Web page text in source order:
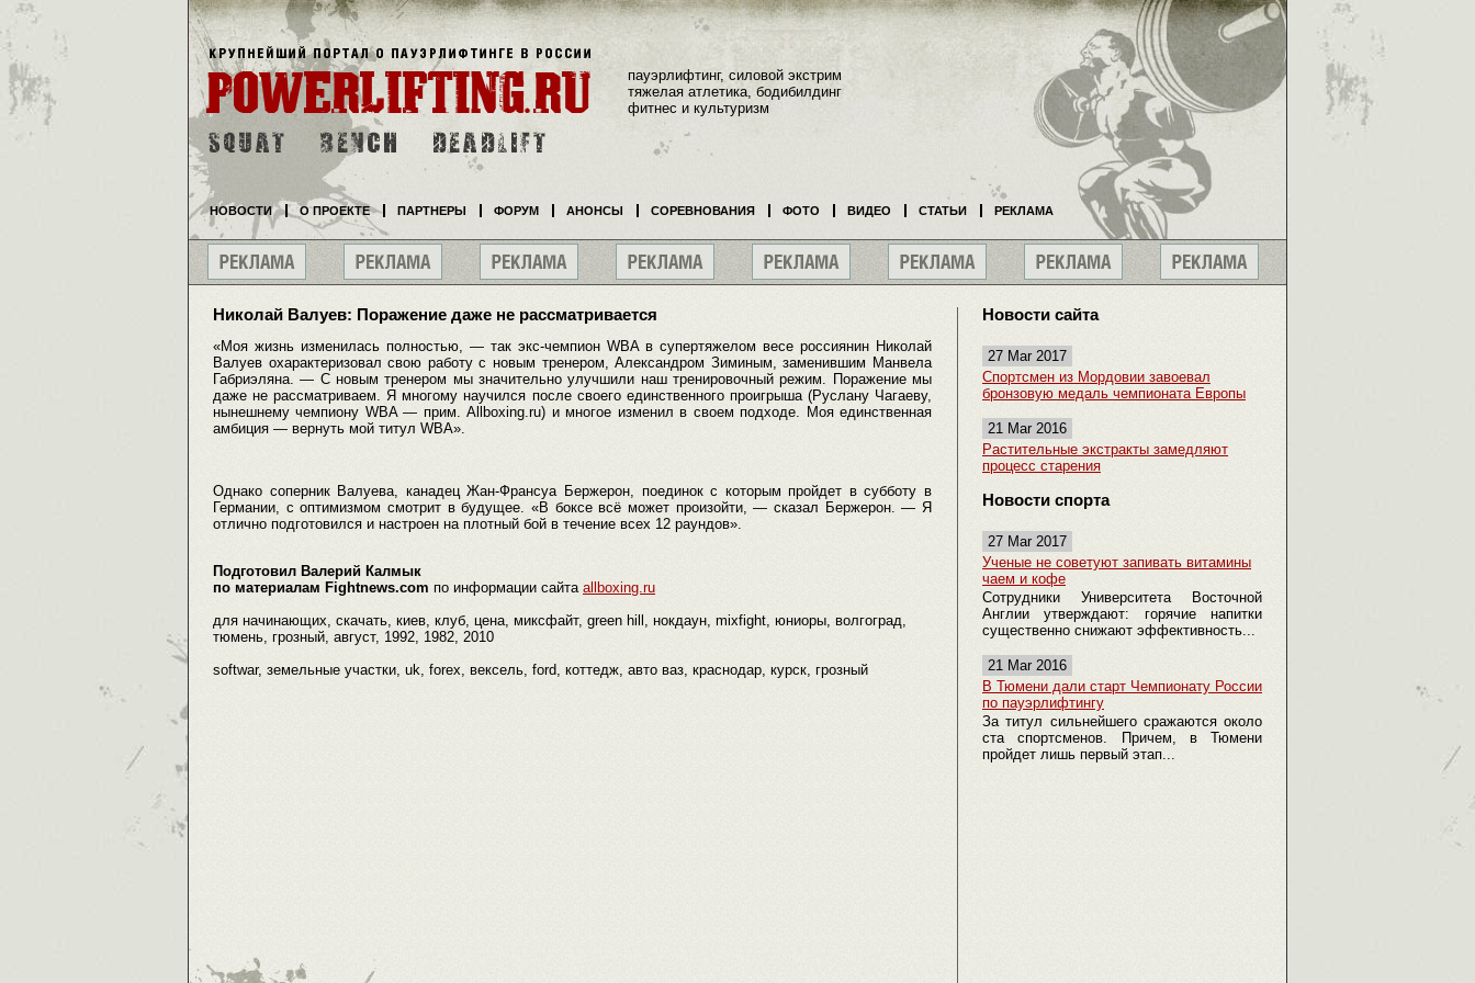
Николай Валуев: Поражение даже не рассматривается
«Моя жизнь изменилась полностью, — так экс-чемпион WBA в супертяжелом весе россиянин Николай
Валуев охарактеризовал свою работу с новым тренером, Александром Зиминым, заменившим Манвела
Габриэляна. — С новым тренером мы значительно улучшили наш тренировочный режим. Поражение мы
даже не рассматриваем. Я многому научился после своего единственного проигрыша (Руслану Чагаеву,
нынешнему чемпиону WBA — прим. Allboxing.ru) и многое изменил в своем подходе. Моя единственная
амбиция — вернуть мой титул WBA».
Однако соперник Валуева, канадец Жан-Франсуа Бержерон, поединок с которым пройдет в субботу в
Германии, с оптимизмом смотрит в будущее. «В боксе всё может произойти, — сказал Бержерон. — Я
отлично подготовился и настроен на плотный бой в течение всех 12 раундов».
Подготовил Валерий Калмык
по материалам Fightnews.com по информации сайта allboxing.ru
для начинающих, скачать, киев, клуб, цена, миксфайт, green hill, нокдаун, mixfight, юниоры, волгоград,
тюмень, грозный, август, 1992, 1982, 2010
softwar, земельные участки, uk, forex, вексель, ford, коттедж, авто ваз, краснодар, курск, грозный
Новости сайта
27 Mar 2017
Спортсмен из Мордовии завоевал
бронзовую медаль чемпионата Европы
21 Mar 2016
Растительные экстракты замедляют
процесс старения
Новости спорта
27 Mar 2017
Ученые не советуют запивать витамины
чаем и кофе
Сотрудники Университета Восточной
Англии утверждают: горячие напитки
существенно снижают эффективность...
21 Mar 2016
В Тюмени дали старт Чемпионату России
по пауэрлифтингу
За титул сильнейшего сражаются около
ста спортсменов. Причем, в Тюмени
пройдет лишь первый этап...
пауэрлифтинг, силовой экстрим
тяжелая атлетика, бодибилдинг
фитнес и культуризм
НОВОСТИ О ПРОЕКТЕ ПАРТНЕРЫ ФОРУМ АНОНСЫ СОРЕВНОВАНИЯ ФОТО ВИДЕО СТАТЬИ РЕКЛАМА